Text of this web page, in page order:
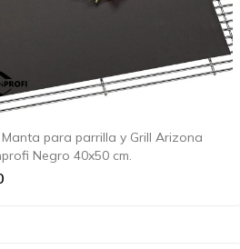
para parrilla y Grill Arizona
Negro 40x50 cm.